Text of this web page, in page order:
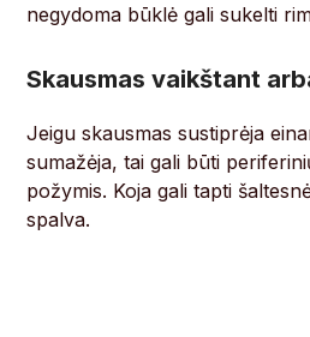
negydoma būklė gali sukelti
Skausmas vaikštant
Jeigu skausmas sustiprėja
sumažėja, tai gali būti
požymis. Koja gali tapti
spalva.